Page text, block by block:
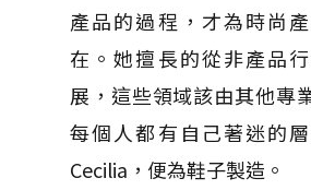
產品的過程，才為時尚
在。她擅長的從非產品
展，這些領域該由其他專
每個人都有自己著迷的
Cecilia，便為鞋子製造。